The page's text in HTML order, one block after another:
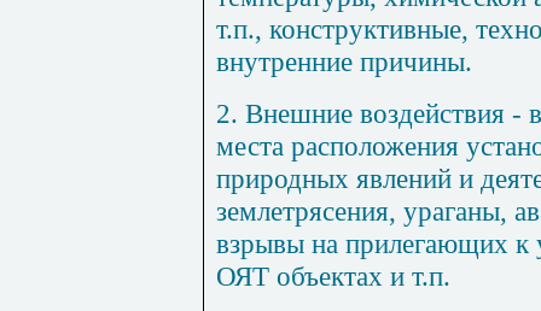
т.п., конструктивные,
внутренние причины.
2. Внешние воздействия -
места расположения
природных явлений и
землетрясения, ураганы,
взрывы на прилегающих к
ОЯТ объектах и т.п.